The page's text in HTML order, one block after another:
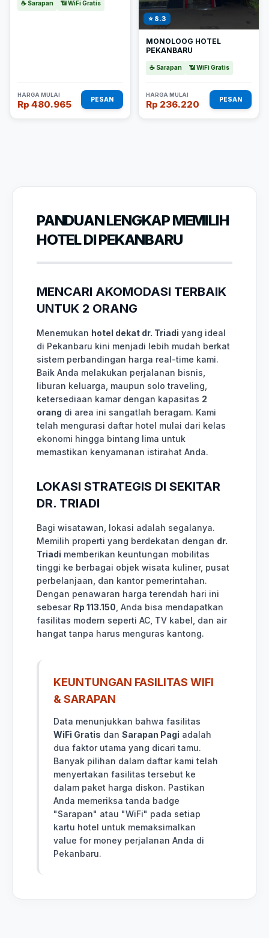
☕ Sarapan 📶 WiFi Gratis
HARGA MULAI
Rp 480.965 PESAN
⭐ 8.3
MONOLOOG HOTEL
PEKANBARU
☕ Sarapan 📶 WiFi Gratis
HARGA MULAI
Rp 236.220 PESAN
PANDUAN LENGKAP MEMILIH
HOTEL DI PEKANBARU
MENCARI AKOMODASI TERBAIK
UNTUK 2 ORANG
Menemukan hotel dekat dr. Triadi yang ideal
di Pekanbaru kini menjadi lebih mudah berkat
sistem perbandingan harga real-time kami.
Baik Anda melakukan perjalanan bisnis,
liburan keluarga, maupun solo traveling,
ketersediaan kamar dengan kapasitas 2
orang di area ini sangatlah beragam. Kami
telah mengurasi daftar hotel mulai dari kelas
ekonomi hingga bintang lima untuk
memastikan kenyamanan istirahat Anda.
LOKASI STRATEGIS DI SEKITAR
DR. TRIADI
Bagi wisatawan, lokasi adalah segalanya.
Memilih properti yang berdekatan dengan dr.
Triadi memberikan keuntungan mobilitas
tinggi ke berbagai objek wisata kuliner, pusat
perbelanjaan, dan kantor pemerintahan.
Dengan penawaran harga terendah hari ini
sebesar Rp 113.150 , Anda bisa mendapatkan
fasilitas modern seperti AC, TV kabel, dan air
hangat tanpa harus menguras kantong.
KEUNTUNGAN FASILITAS WIFI
& SARAPAN
Data menunjukkan bahwa fasilitas
WiFi Gratis dan Sarapan Pagi adalah
dua faktor utama yang dicari tamu.
Banyak pilihan dalam daftar kami telah
menyertakan fasilitas tersebut ke
dalam paket harga diskon. Pastikan
Anda memeriksa tanda badge
"Sarapan" atau "WiFi" pada setiap
kartu hotel untuk memaksimalkan
value for money perjalanan Anda di
Pekanbaru.